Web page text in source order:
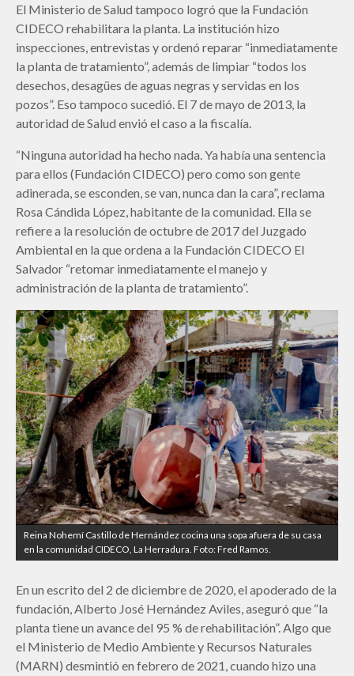
El Ministerio de Salud tampoco logró que la Fundación
CIDECO rehabilitara la planta. La institución hizo
inspecciones, entrevistas y ordenó reparar “inmediatamente
la planta de tratamiento”, además de limpiar “todos los
desechos, desagües de aguas negras y servidas en los
pozos”. Eso tampoco sucedió. El 7 de mayo de 2013, la
autoridad de Salud envió el caso a la fiscalía.
“Ninguna autoridad ha hecho nada. Ya había una sentencia
para ellos (Fundación CIDECO) pero como son gente
adinerada, se esconden, se van, nunca dan la cara”, reclama
Rosa Cándida López, habitante de la comunidad. Ella se
refiere a la resolución de octubre de 2017 del Juzgado
Ambiental en la que ordena a la Fundación CIDECO El
Salvador “retomar inmediatamente el manejo y
administración de la planta de tratamiento”.
Reina Nohemí Castillo de Hernández cocina una sopa afuera de su casa
en la comunidad CIDECO, La Herradura. Foto: Fred Ramos.
En un escrito del 2 de diciembre de 2020, el apoderado de la
fundación, Alberto José Hernández Aviles, aseguró que “la
planta tiene un avance del 95 % de rehabilitación”. Algo que
el Ministerio de Medio Ambiente y Recursos Naturales
(MARN) desmintió en febrero de 2021, cuando hizo una